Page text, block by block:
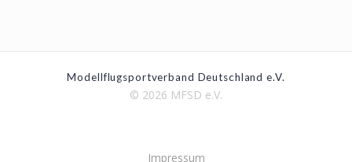
Modellflugsportverband Deutschland e.V.
© 2026 MFSD e.V.
Impressum